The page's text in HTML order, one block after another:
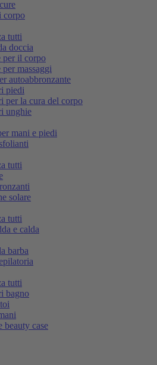
corpo
tutti
doccia
per il corpo
per massaggi
autoabbronzante
piedi
per la cura del corpo
unghie
mani e piedi
tutti
solare
tutti
e calda
barba
tutti
bagno
beauty case